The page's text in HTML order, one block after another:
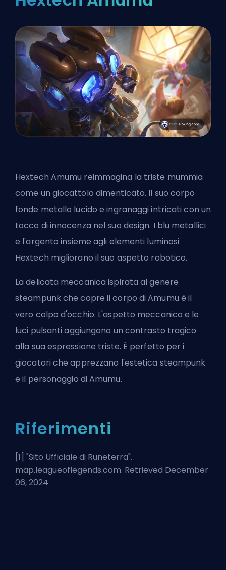
Hextech Amumu reimmagina la triste mummia
come un giocattolo dimenticato. Il suo corpo
fonde metallo lucido e ingranaggi intricati con un
tocco di innocenza nel suo design. I blu metallici
e l'argento insieme agli elementi luminosi
Hextech migliorano il suo aspetto robotico.
La delicata meccanica ispirata al genere
steampunk che copre il corpo di Amumu è il
vero colpo d'occhio. L'aspetto meccanico e le
luci pulsanti aggiungono un contrasto tragico
alla sua espressione triste. È perfetto per i
giocatori che apprezzano l'estetica steampunk
e il personaggio di Amumu.
Riferimenti
[1] "Sito Ufficiale di Runeterra".
map.leagueoflegends.com. Retrieved December
06, 2024